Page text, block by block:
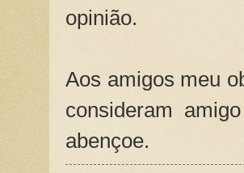
opinião.
Aos amigos meu
consideram
abençoe.